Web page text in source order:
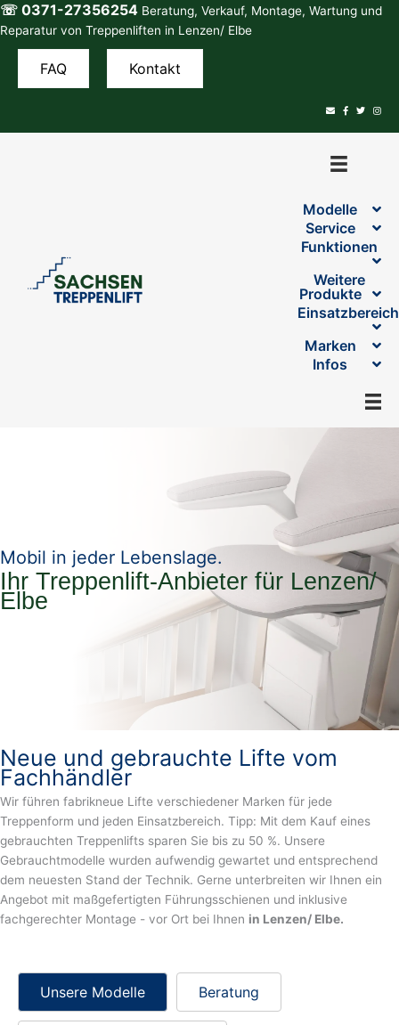
Zum
Inhalt
springen
☏ 0371-27356254 Beratung, Verkauf, Montage, Wartung und
Reparatur von Treppenliften in Lenzen/ Elbe
FAQ Kontakt
Modelle
Service
Funktionen
Weitere
Produkte
Marken
Infos
Mobil in jeder Lebenslage.
Ihr Treppenlift-Anbieter für Lenzen/
Elbe
Neue und gebrauchte Lifte vom
Fachhändler
Wir führen fabrikneue Lifte verschiedener Marken für jede
Treppenform und jeden Einsatzbereich. Tipp: Mit dem Kauf eines
gebrauchten Treppenlifts sparen Sie bis zu 50 %. Unsere
Gebrauchtmodelle wurden aufwendig gewartet und entsprechend
dem neuesten Stand der Technik. Gerne unterbreiten wir Ihnen ein
Angebot mit maßgefertigten Führungsschienen und inklusive
fachgerechter Montage - vor Ort bei Ihnen in Lenzen/ Elbe.
Unsere Modelle Beratung